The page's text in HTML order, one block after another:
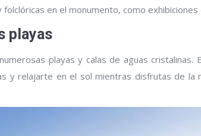
en el monumento, como exhibiciones
playas
playas y calas de aguas
y relajarte en el sol mientras disfrutas de la